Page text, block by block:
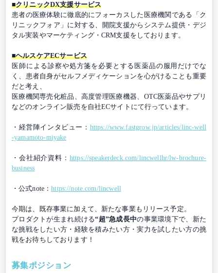
■クリニックDX支援サービス
患者の医療体験に徹底的にフォーカスした医療機関である「ク
リニックフォア」に対する、開院支援からシステム提供・デジ
タル実装やマーケティング・CRM支援をしております。
■ヘルスケアECサービス
医師による診察や処方箋を必要とする医薬品の服用だけでな
く、患者自身がセルフメディケーションを心がけることも重要
だと考え、
医療機関専売化粧品、高度管理医療機器、OTC医薬品やサプリ
などのオンライン販売を自社ECサイトにて行っています。
・経営陣インタビュー： https://www.fastgrow.jp/articles/linc-well
-yamamoto-miyake
・会社紹介資料： https://speakerdeck.com/lincwellhr/lw-brochure-
business
・公式note：https://note.com/lincwell
今期は、既存事業に加えて、新たな事業もリリース予定。
プロダクトが生まれ続ける“超”急成長中の事業環境下で、新た
な挑戦をしたい方・経験を積みたい方・実力を試したい方の挑
戦をお待ちしております！
募集ポジション